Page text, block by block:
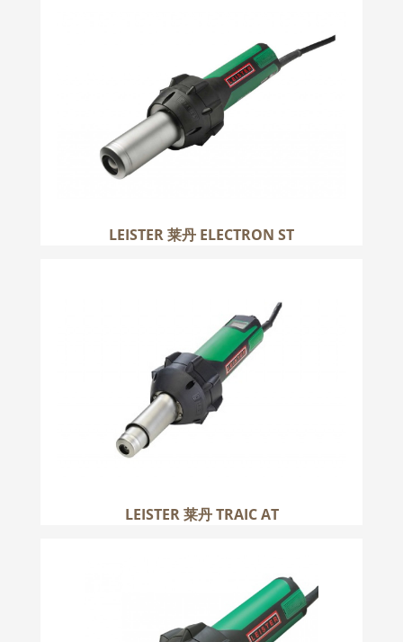
LEISTER 莱丹 ELECTRON ST
更多
LEISTER 莱丹 TRAIC AT
更多
更多